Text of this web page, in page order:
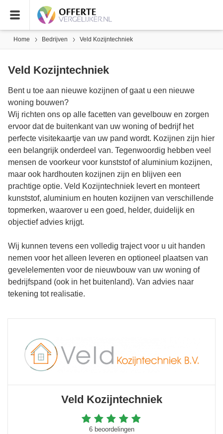
Home Bedrijven Veld Kozijntechniek
Veld Kozijntechniek
Bent u toe aan nieuwe kozijnen of gaat u een nieuwe
woning bouwen?
Wij richten ons op alle facetten van gevelbouw en zorgen
ervoor dat de buitenkant van uw woning of bedrijf het
perfecte visitekaartje van uw pand wordt. Kozijnen zijn hier
een belangrijk onderdeel van. Tegenwoordig hebben veel
mensen de voorkeur voor kunststof of aluminium kozijnen,
maar ook hardhouten kozijnen zijn en blijven een
prachtige optie. Veld Kozijntechniek levert en monteert
kunststof, aluminium en houten kozijnen van verschillende
topmerken, waarover u een goed, helder, duidelijk en
objectief advies krijgt.
Wij kunnen tevens een volledig traject voor u uit handen
nemen voor het alleen leveren en optioneel plaatsen van
gevelelementen voor de nieuwbouw van uw woning of
bedrijfspand (ook in het buitenland). Van advies naar
tekening tot realisatie.
Veld Kozijntechniek
6 beoordelingen